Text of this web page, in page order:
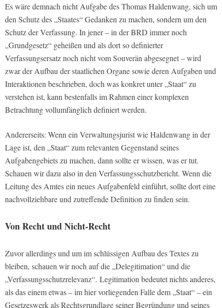
Es wäre demnach nicht Aufgabe des Thomas Haldenwang, sich um
den Schutz des „Staates“ Gedanken zu machen, sondern um den
Schutz der Verfassung. In jener – in der BRD immer noch
„Grundgesetz“ geheißen und als dort so definierter
Verfassungsersatz noch nicht vom Souverän abgesegnet – wird
zwar der Aufbau der staatlichen Organe sowie deren Aufgaben und
Interaktionen beschrieben, doch was konkret unter „Staat“ zu
verstehen ist, kann bestenfalls im Rahmen einer komplexen
Betrachtung vollumfänglich definiert werden.
Andererseits: Wenn ein Verwaltungsjurist wie Haldenwang in der
Lage ist, den „Staat“ zum relevanten Gegenstand seines
Aufgabengebiets zu machen, dann sollte er wissen, was er tut.
Schauen wir dazu also in den Verfassungsschutzbericht. Wenn die
Leitung des Amtes ein neues Aufgabenfeld einführt, sollte dort eine
nachvollziehbare und zutreffende Definition zu finden sein.
Von Recht und Nicht-Recht
Zuvor allerdings und um im schlüssigen Aufbau des Textes zu
bleiben, schauen wir noch auf die „Delegitimation“ und die
„Verfassungsschutzrelevanz“. Legitimation bedeutet nichts anderes,
als das einem etwas – im hier vorliegenden Falle dem „Staat“ – ein
Gesetzeswerk als Rechtsgrundlage seiner Begründung und seines